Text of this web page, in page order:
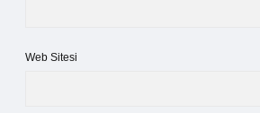
Web Sitesi